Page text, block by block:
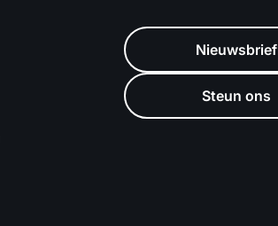
Nieuwsbrief
Steun ons